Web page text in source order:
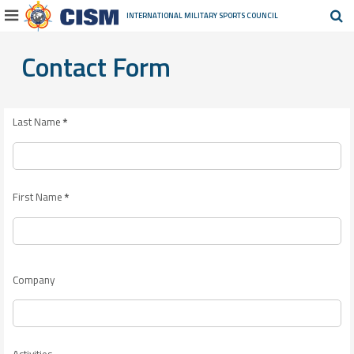
INTERNATIONAL MILITARY SPORTS COUNCIL
Contact Form
Last Name*
First Name*
Company